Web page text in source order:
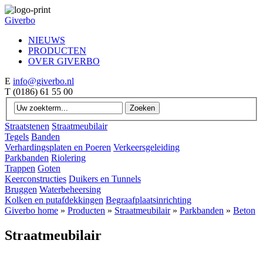
Giverbo
NIEUWS
PRODUCTEN
OVER GIVERBO
E info@giverbo.nl
T (0186) 61 55 00
Straatstenen Straatmeubilair
Tegels Banden
Verhardingsplaten en Poeren Verkeersgeleiding
Parkbanden Riolering
Trappen Goten
Keerconstructies Duikers en Tunnels
Bruggen Waterbeheersing
Kolken en putafdekkingen Begraafplaatsinrichting
Giverbo home » Producten » Straatmeubilair» Parkbanden » Beton
Straatmeubilair